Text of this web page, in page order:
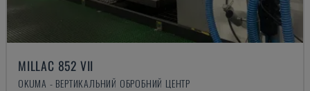
MILLAC 852 VII
OKUMA - ВЕРТИКАЛЬНИЙ ОБРОБНИЙ ЦЕНТР